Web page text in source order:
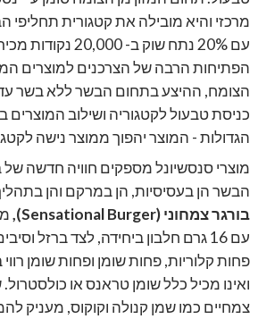
מרכזי והיא מובילה את קטגורית תחליפי
עם 20% נתח שוק ב-
הפתיחות הרבה של הצרכנים למוצרים
הצומח, ההיצע בתחום הבשר ללא בשר
כניסת טבעול לקטגוריה ושילוב המוצרים
הגדולות - המוצר יהפוך ממוצר נישה
מוצרי סנסשיונלמספקים חוויה חדשה של
הבשר הן בעסיסיות, הן במרקם והן
בורגר צמחוני(Sensational Burger)
,
עם 16 גרם חלבון ביחידה, לצד ברזל
פחות קלוריות, פחות שומן ופחות שומן
ואינו מכיל כלל שומן טראנס או
צמחיים כמו שמן קנולה וקוקוס, מעניק